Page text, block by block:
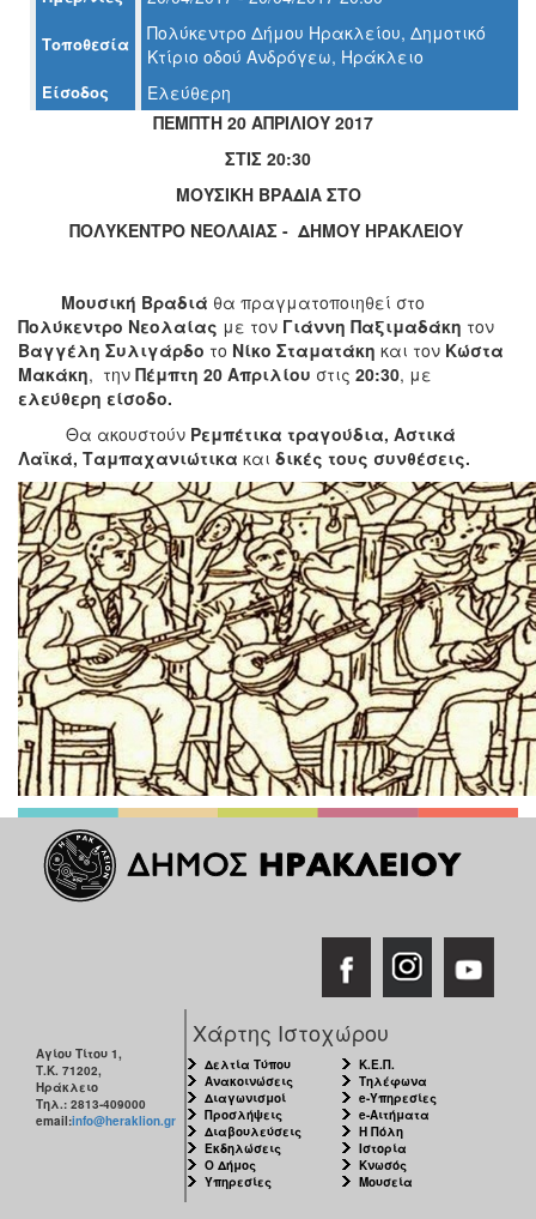
Τοποθεσία
Πολύκεντρο Δήμου Ηρακλείου, Δημοτικό
Κτίριο οδού Ανδρόγεω, Ηράκλειο
Είσοδος
Ελεύθερη
ΠΕΜΠΤΗ 20 ΑΠΡΙΛΙΟΥ 2017
ΣΤΙΣ 20:30
ΜΟΥΣΙΚΗ ΒΡΑΔΙΑ ΣΤΟ
ΠΟΛΥΚΕΝΤΡΟ ΝΕΟΛΑΙΑΣ - ΔΗΜΟΥ ΗΡΑΚΛΕΙΟΥ
Μουσική Βραδιά θα πραγματοποιηθεί στο
Πολύκεντρο Νεολαίας με τον Γιάννη Παξιμαδάκη τον
Βαγγέλη Συλιγάρδο το Νίκο Σταματάκη και τον Κώστα
Μακάκη, την Πέμπτη 20 Απριλίου στις 20:30, με
ελεύθερη είσοδο.
Θα ακουστούν Ρεμπέτικα τραγούδια, Αστικά
Λαϊκά, Ταμπαχανιώτικα και δικές τους συνθέσεις.
Αγίου Τίτου 1,
Τ.Κ. 71202,
Ηράκλειο
Τηλ.: 2813-409000
email:info@heraklion.gr
Χάρτης Ιστοχώρου
Δελτία Τύπου
Ανακοινώσεις
Διαγωνισμοί
Προσλήψεις
Διαβουλεύσεις
Εκδηλώσεις
Ο Δήμος
Υπηρεσίες
Κ.Ε.Π.
Τηλέφωνα
e-Υπηρεσίες
e-Αιτήματα
Η Πόλη
Ιστορία
Κνωσός
Μουσεία